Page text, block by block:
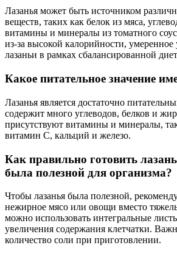
Лазанья может быть источником
веществ, таких как белок из мяса,
витамины и минералы из томатного
из-за высокой калорийности, умеренное
лазаньи в рамках сбалансированной
Какое питательное значение
Лазанья является достаточно
содержит много углеводов, белков и
присутствуют витамины и минералы,
витамин С, кальций и железо.
Как правильно готовить
была полезной для организма?
Чтобы лазанья была полезной,
нежирное мясо или овощи вместо
можно использовать интегральные
увеличения содержания клетчатки.
количество соли при приготовлении.